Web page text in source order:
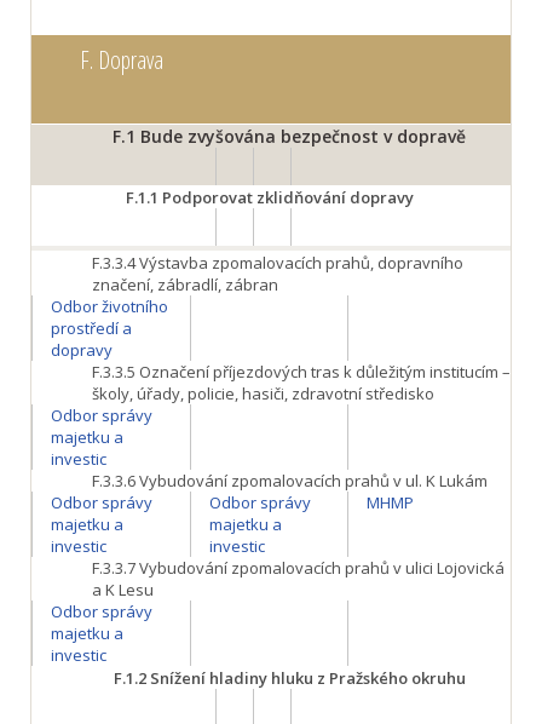
F. Doprava
F.1 Bude zvyšována bezpečnost v dopravě
F.1.1 Podporovat zklidňování dopravy
F.3.3.4Výstavba zpomalovacích prahů, dopravního
značení, zábradlí, zábran
Odbor životního
prostředí a
dopravy
F.3.3.5 Označení příjezdových tras k důležitým institucím –
školy, úřady, policie, hasiči, zdravotní středisko
Odbor správy
majetku a
investic
F.3.3.6Vybudování zpomalovacích prahů v ul. K Lukám
Odbor správy
majetku a
investic
Odbor správy
majetku a
investic
MHMP
F.3.3.7Vybudování zpomalovacích prahů v ulici Lojovická
a K Lesu
Odbor správy
majetku a
investic
F.1.2Snížení hladiny hluku z Pražského okruhu